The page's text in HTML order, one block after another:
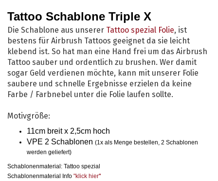
Tattoo Schablone Triple X
Die Schablone aus unserer Tattoo spezial Folie, ist
bestens für Airbrush Tattoos geeignet da sie leicht
klebend ist. So hat man eine Hand frei um das Airbrush
Tattoo sauber und ordentlich zu brushen. Wer damit
sogar Geld verdienen möchte, kann mit unserer Folie
saubere und schnelle Ergebnisse erzielen da keine
Farbe / Farbnebel unter die Folie laufen sollte.
Motivgröße:
11cm breit x 2,5cm hoch
VPE 2 Schablonen (1x als Menge bestellen, 2 Schablonen
werden geliefert)
Schablonenmaterial: Tattoo spezial
Schablonenmaterial Info "klick hier"